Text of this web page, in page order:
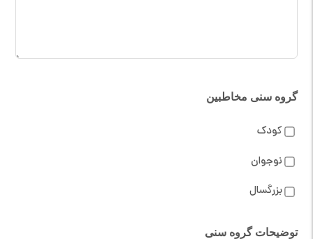
گروه سنی مخاطبین
کودک
نوجوان
بزرگسال
توضیحات گروه سنی